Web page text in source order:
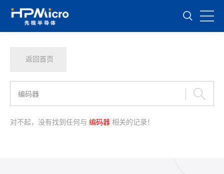
返回首页
对不起，没有找到任何与 编码器 相关的记录！